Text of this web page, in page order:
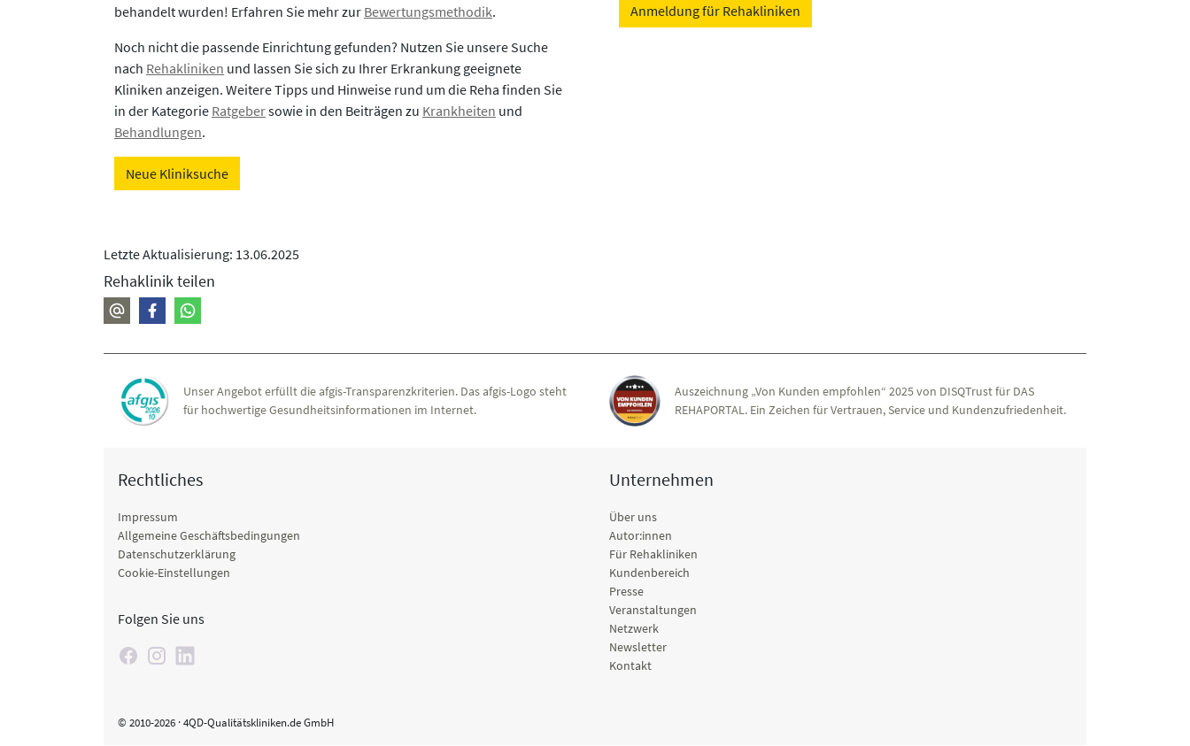
behandelt wurden! Erfahren Sie mehr zur Bewertungsmethodik.
Noch nicht die passende Einrichtung gefunden? Nutzen Sie unsere Suche
nach Rehakliniken und lassen Sie sich zu Ihrer Erkrankung geeignete
Kliniken anzeigen. Weitere Tipps und Hinweise rund um die Reha finden Sie
in der Kategorie Ratgebersowie in den Beiträgen zu Krankheiten und
Behandlungen.
Neue Kliniksuche
Anmeldung für Rehakliniken
Letzte Aktualisierung: 13.06.2025
Rehaklinik teilen
Unser Angebot erfüllt die afgis-Transparenzkriterien. Das afgis-Logo steht
für hochwertige Gesundheitsinformationen im Internet.
Auszeichnung „Von Kunden empfohlen“ 2025 von DISQTrust für DAS
REHAPORTAL. Ein Zeichen für Vertrauen, Service und Kundenzufriedenheit.
Rechtliches
Impressum
Allgemeine Geschäftsbedingungen
Datenschutzerklärung
Cookie-Einstellungen
Folgen Sie uns
Unternehmen
Über uns
Autor:innen
Für Rehakliniken
Kundenbereich
Presse
Veranstaltungen
Netzwerk
Newsletter
Kontakt
© 2010-2026 · 4QD-Qualitätskliniken.de GmbH